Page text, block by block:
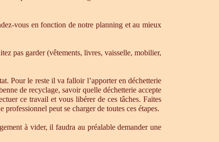
vous en fonction de notre planning et au mieux
pas garder (vêtements, livres, vaisselle, mobilier,
Pour le reste il va falloir l’apporter en déchetterie
de recyclage, savoir quelle déchetterie accepte
ce travail et vous libérer de ces tâches. Faites
peut se charger de toutes ces étapes.
à vider, il faudra au préalable demander une